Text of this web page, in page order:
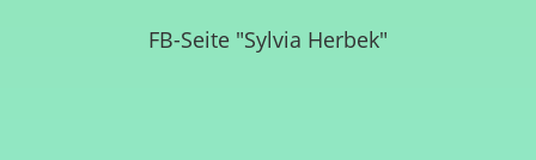
FB-Seite "Sylvia Herbek"